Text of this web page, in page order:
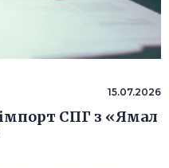
15.07.2026
СПГ з «Ямал